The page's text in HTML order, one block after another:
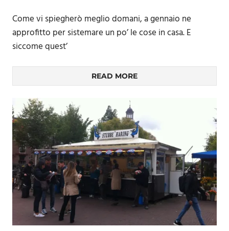
Come vi spiegherò meglio domani, a gennaio ne
approfitto per sistemare un po’ le cose in casa. E
siccome quest’
READ MORE